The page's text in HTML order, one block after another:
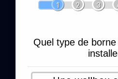
1 2 3
Quel type de